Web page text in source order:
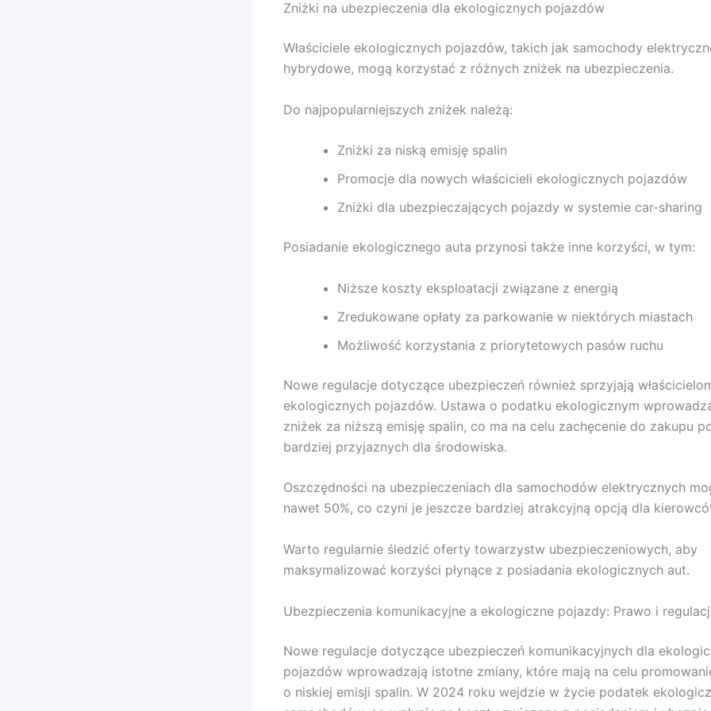
Zniżki na ubezpieczenia dla ekologicznych pojazdów
Właściciele ekologicznych pojazdów, takich jak samochody
hybrydowe, mogą korzystać z różnych zniżek na ubezpieczenia.
Do najpopularniejszych zniżek należą:
Zniżki za niską emisję spalin
Promocje dla nowych właścicieli ekologicznych pojazdów
Zniżki dla ubezpieczających pojazdy w systemie car-sharing
Posiadanie ekologicznego auta przynosi także inne korzyści, w tym:
Niższe koszty eksploatacji związane z energią
Zredukowane opłaty za parkowanie w niektórych miastach
Możliwość korzystania z priorytetowych pasów ruchu
Nowe regulacje dotyczące ubezpieczeń również sprzyjają
ekologicznych pojazdów. Ustawa o podatku ekologicznym
zniżek za niższą emisję spalin, co ma na celu zachęcenie do zakupu
bardziej przyjaznych dla środowiska.
Oszczędności na ubezpieczeniach dla samochodów elektrycznych
nawet 50%, co czyni je jeszcze bardziej atrakcyjną opcją dla
Warto regularnie śledzić oferty towarzystw ubezpieczeniowych, aby
maksymalizować korzyści płynące z posiadania ekologicznych aut.
Ubezpieczenia komunikacyjne a ekologiczne pojazdy: Prawo i
Nowe regulacje dotyczące ubezpieczeń komunikacyjnych dla
pojazdów wprowadzają istotne zmiany, które mają na celu
o niskiej emisji spalin. W 2024 roku wejdzie w życie podatek